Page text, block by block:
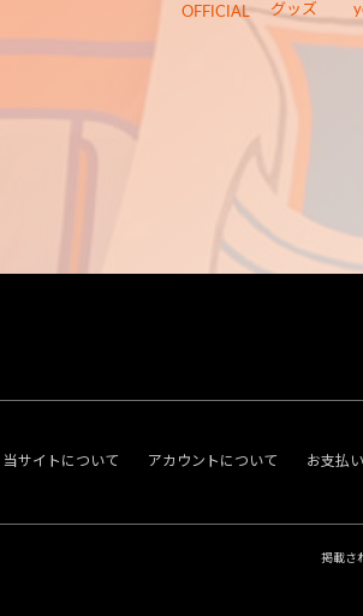
OFFICIAL グッズ
当サイトについて アカウントについて お支払
掲載さ